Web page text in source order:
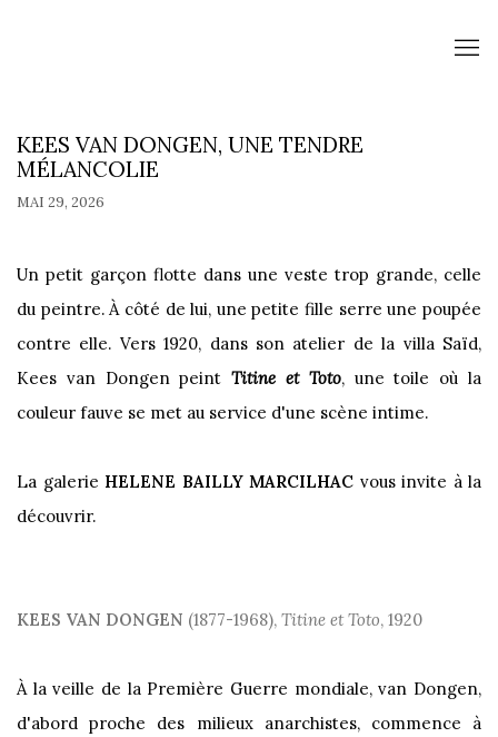
KEES VAN DONGEN, UNE TENDRE
MÉLANCOLIE
MAI 29, 2026
Un petit garçon flotte dans une veste trop grande, celle
du peintre. À côté de lui, une petite fille serre une poupée
contre elle. Vers 1920, dans son atelier de la villa Saïd,
Kees van Dongen peintTitine et Toto, une toile où la
couleur fauve se met au service d'une scène intime.
La galerie HELENE BAILLY MARCILHAC vous invite à la
découvrir.
KEES VAN DONGEN (1877-1968), Titine et Toto, 1920
À la veille de la Première Guerre mondiale, van Dongen,
d'abord proche des milieux anarchistes, commence à